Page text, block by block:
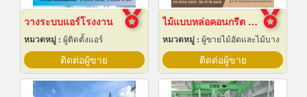
วางระบบแอร์โรงงาน
หมวดหมู่ : ผู้ติดตั้งแอร์
ติดต่อผู้ขาย
ไม้แบบหล่อคอนกรีต ไม้แบบเทปูน
หมวดหมู่ : ผู้ขายไม้อัดและไม้บาง
ติดต่อผู้ขาย